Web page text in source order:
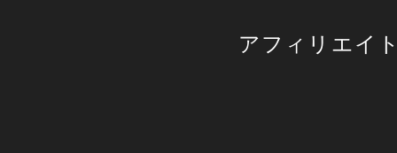
アフィリエイ